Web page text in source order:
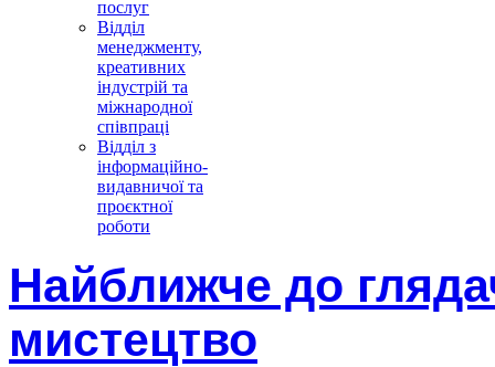
послуг
Відділ
менеджменту,
креативних
індустрій та
міжнародної
співпраці
Відділ з
інформаційно-
видавничої та
проєктної
роботи
Найближче до
мистецтво